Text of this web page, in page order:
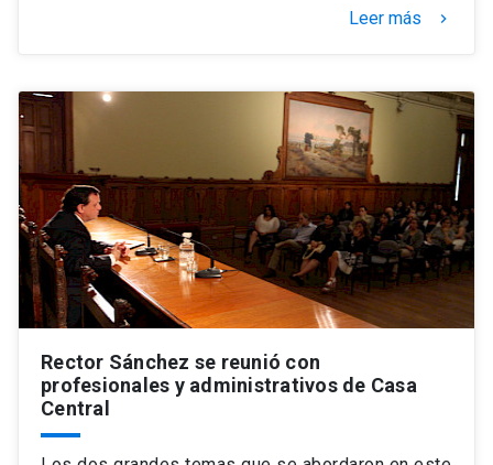
Leer más keyboard_arrow_right
Rector Sánchez se reunió con
profesionales y administrativos de Casa
Central